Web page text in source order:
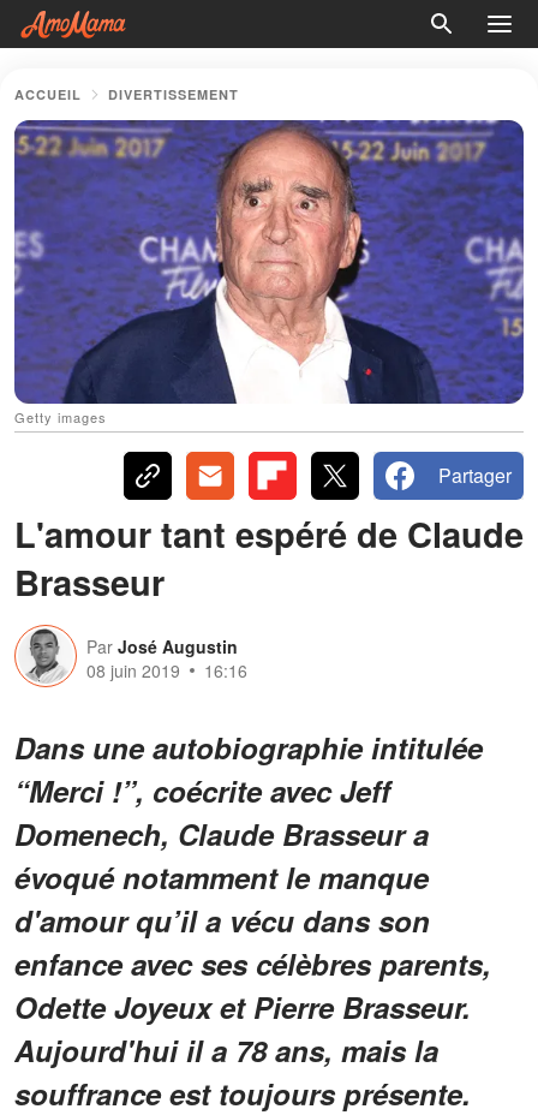
ACCUEIL DIVERTISSEMENT
Getty images
Partager
L'amour tant espéré de Claude
Brasseur
Par José Augustin
08 juin 2019
16:16
Dans une autobiographie intitulée
“Merci !”, coécrite avec Jeff
Domenech, Claude Brasseur a
évoqué notamment le manque
d'amour qu’il a vécu dans son
enfance avec ses célèbres parents,
Odette Joyeux et Pierre Brasseur.
Aujourd'hui il a 78 ans, mais la
souffrance est toujours présente.